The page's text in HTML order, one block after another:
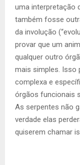
uma interpretação
também fosse
da involução
provar que um
qualquer outro
mais simples. Isso
complexa e
órgãos funcionais
As serpentes não
verdade elas
quiserem chamar